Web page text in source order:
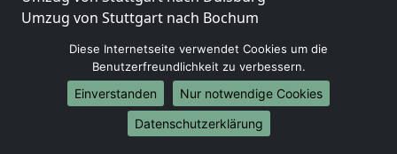
Umzug von Stuttgart nach Bochum
Umzug von Stuttgart nach Bielefeld
Umzug von Stuttgart nach Bonn
Umzug von Stuttgart nach Münster
Internationale-Umzüge
Diese Internetseite verwendet Cookies um die
Benutzerfreundlichkeit zu verbessern.
Einverstanden
Nur notwendige Cookies
Datenschutzerklärung